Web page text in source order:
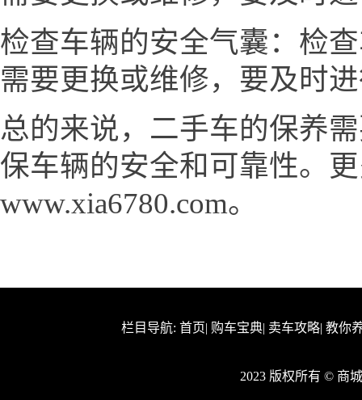
检查车辆的安全气囊：检
需要更换或维修，要及时
总的来说，二手车的保养
保车辆的安全和可靠性。
www.xia6780.com。
栏目导航: 首页| 购车宝典| 卖车攻略| 教你
2023 版权所有 © 商